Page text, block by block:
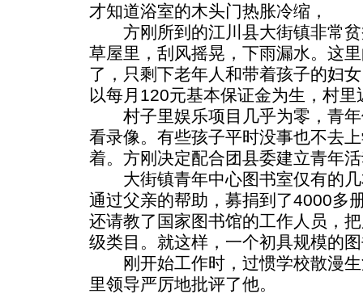
才知道浴室的木头门热胀冷缩，
方刚所到的江川县大街镇非常贫
草屋里，刮风摇晃，下雨漏水。这
了，只剩下老年人和带着孩子的妇
以每月120元基本保证金为生，村
村子里娱乐项目几乎为零，青年
看录像。有些孩子平时没事也不去
着。方刚决定配合团县委建立青年
大街镇青年中心图书室仅有的几
通过父亲的帮助，募捐到了4000多
还请教了国家图书馆的工作人员，
级类目。就这样，一个初具规模的
刚开始工作时，过惯学校散漫生
里领导严厉地批评了他。